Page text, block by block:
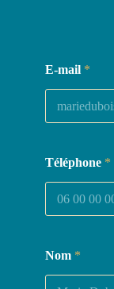
E-mail *
Téléphone *
Nom *